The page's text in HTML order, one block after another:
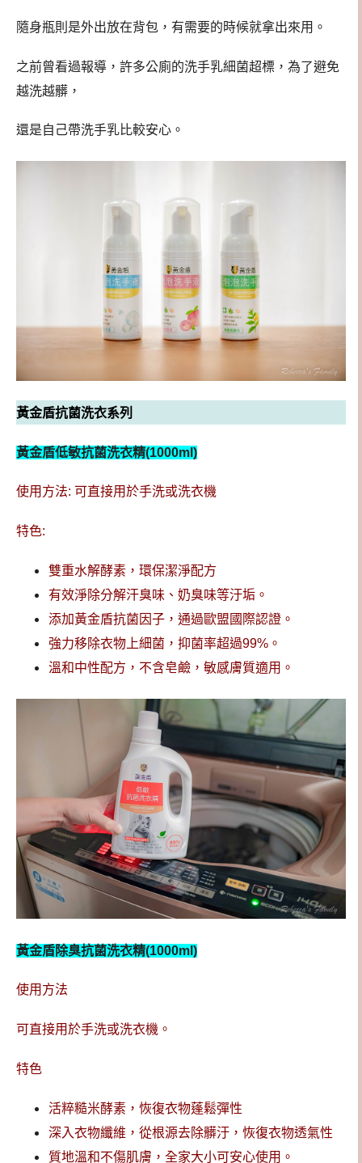
隨身瓶則是外出放在背包，有需要的時候就拿出來用。
之前曾看過報導，許多公廁的洗手乳細菌超標，為了避免
越洗越髒，
還是自己帶洗手乳比較安心。
黃金盾抗菌洗衣系列
黃金盾低敏抗菌洗衣精(1000ml)
使用方法: 可直接用於手洗或洗衣機
特色:
雙重水解酵素，環保潔淨配方
有效淨除分解汗臭味、奶臭味等汙垢。
添加黃金盾抗菌因子，通過歐盟國際認證。
強力移除衣物上細菌，抑菌率超過99%。
溫和中性配方，不含皂鹼，敏感膚質適用。
黃金盾除臭抗菌洗衣精(1000ml)
使用方法
可直接用於手洗或洗衣機。
特色
活粹糙米酵素，恢復衣物蓬鬆彈性
深入衣物纖維，從根源去除髒汙，恢復衣物透氣性
質地溫和不傷肌膚，全家大小可安心使用。